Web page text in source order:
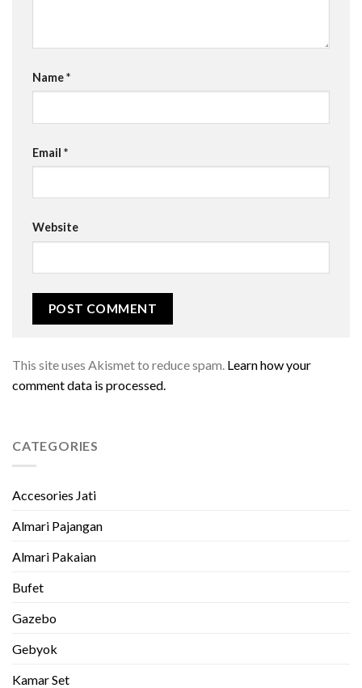
Name*
Email *
Website
This site uses Akismet to reduce spam. Learn how your
comment data is processed.
CATEGORIES
Accesories Jati
Almari Pajangan
Almari Pakaian
Bufet
Gazebo
Gebyok
Kamar Set